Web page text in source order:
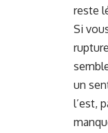
reste
Si
un
l’est,